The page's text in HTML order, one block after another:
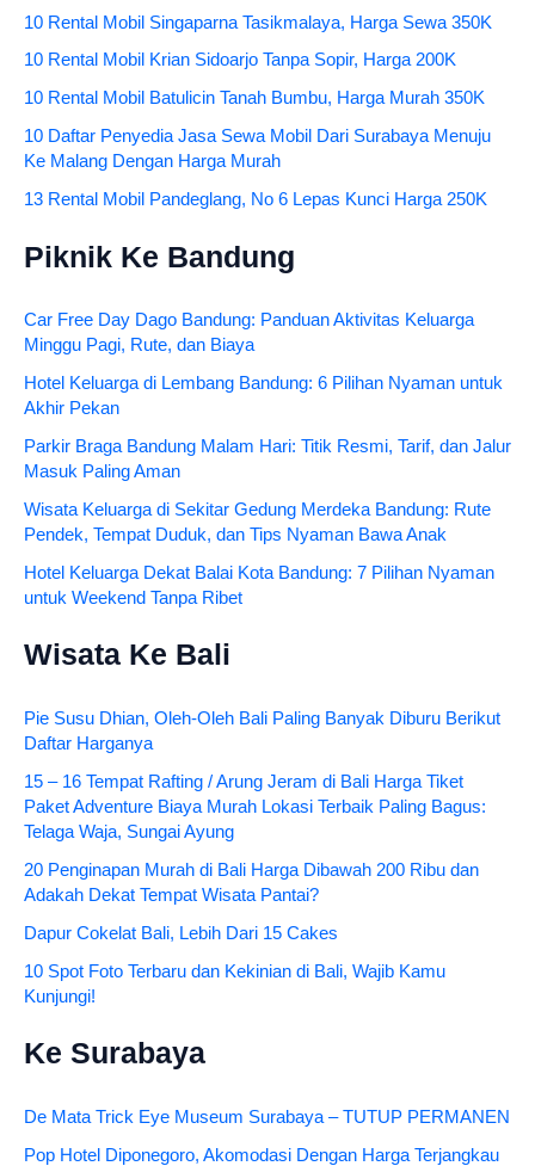
10 Rental Mobil Singaparna Tasikmalaya, Harga Sewa 350K
10 Rental Mobil Krian Sidoarjo Tanpa Sopir, Harga 200K
10 Rental Mobil Batulicin Tanah Bumbu, Harga Murah 350K
10 Daftar Penyedia Jasa Sewa Mobil Dari Surabaya Menuju
Ke Malang Dengan Harga Murah
13 Rental Mobil Pandeglang, No 6 Lepas Kunci Harga 250K
Piknik Ke Bandung
Car Free Day Dago Bandung: Panduan Aktivitas Keluarga
Minggu Pagi, Rute, dan Biaya
Hotel Keluarga di Lembang Bandung: 6 Pilihan Nyaman untuk
Akhir Pekan
Parkir Braga Bandung Malam Hari: Titik Resmi, Tarif, dan Jalur
Masuk Paling Aman
Wisata Keluarga di Sekitar Gedung Merdeka Bandung: Rute
Pendek, Tempat Duduk, dan Tips Nyaman Bawa Anak
Hotel Keluarga Dekat Balai Kota Bandung: 7 Pilihan Nyaman
untuk Weekend Tanpa Ribet
Wisata Ke Bali
Pie Susu Dhian, Oleh-Oleh Bali Paling Banyak Diburu Berikut
Daftar Harganya
15 – 16 Tempat Rafting / Arung Jeram di Bali Harga Tiket
Paket Adventure Biaya Murah Lokasi Terbaik Paling Bagus:
Telaga Waja, Sungai Ayung
20 Penginapan Murah di Bali Harga Dibawah 200 Ribu dan
Adakah Dekat Tempat Wisata Pantai?
Dapur Cokelat Bali, Lebih Dari 15 Cakes
10 Spot Foto Terbaru dan Kekinian di Bali, Wajib Kamu
Kunjungi!
Ke Surabaya
De Mata Trick Eye Museum Surabaya – TUTUP PERMANEN
Pop Hotel Diponegoro, Akomodasi Dengan Harga Terjangkau